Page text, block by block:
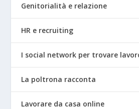
Genitorialità e relazione
HR e recruiting
I social network per trovare
La poltrona racconta
Lavorare da casa online